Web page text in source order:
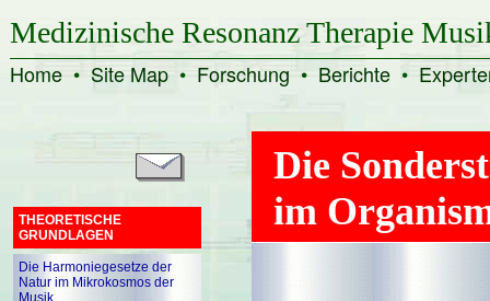
Medizinische Resonanz Therapie
Home • Site Map • Forschung • Berichte •
THEORETISCHE
GRUNDLAGEN
Die Harmoniegesetze der
Natur im Mikrokosmos der
Musik
Die
im